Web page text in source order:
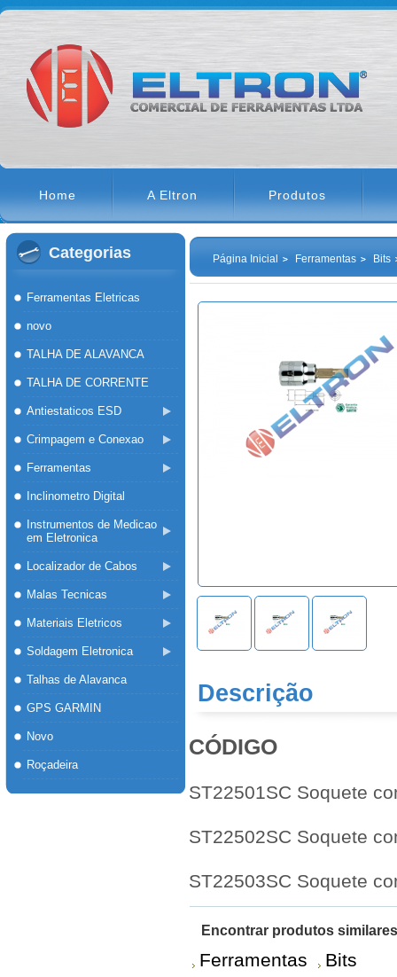
Home A Eltron Produtos
Categorias
Ferramentas Eletricas
novo
TALHA DE ALAVANCA
TALHA DE CORRENTE
Antiestaticos ESD
Crimpagem e Conexao
Ferramentas
Inclinometro Digital
Instrumentos de Medicao
em Eletronica
Localizador de Cabos
Malas Tecnicas
Materiais Eletricos
Soldagem Eletronica
Talhas de Alavanca
GPS GARMIN
Novo
Roçadeira
Página Inicial Ferramentas Bits
Descrição
ST22501SC Soquete
ST22502SC Soquete
ST22503SC Soquete
Encontrar produtos
Ferramentas Bits